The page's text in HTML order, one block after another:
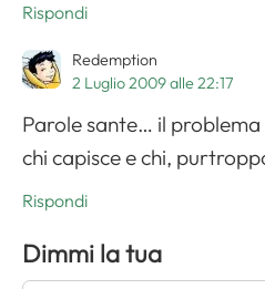
Rispondi
Redemption
2 Luglio 2009 alle 22:17
Parole sante… il problema
chi capisce e chi,
Rispondi
Dimmi la tua